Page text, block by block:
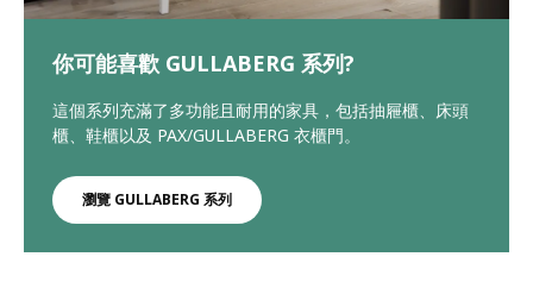
你可能喜歡 GULLABERG 系列?
這個系列充滿了多功能且耐用的家具，包括抽屜櫃、床頭
櫃、鞋櫃以及 PAX/GULLABERG 衣櫃門。
瀏覽 GULLABERG 系列